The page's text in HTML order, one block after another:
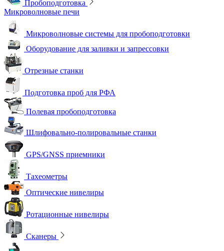
Пробоподготовка
Микроволновые печи
Микроволновые системы для пробоподготовки
Оборудование для заливки и запрессовки
Отрезные станки
Подготовка проб для РФА
Полевая пробоподготовка
Шлифовально-полировальные станки
GPS/GNSS приемники
Тахеометры
Оптические нивелиры
Ротационные нивелиры
Сканеры